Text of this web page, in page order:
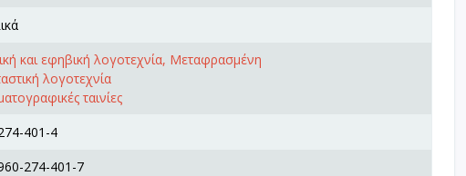
και εφηβική λογοτεχνία, Μεταφρασμένη
λογοτεχνία
ταινίες
401-4
274-401-7